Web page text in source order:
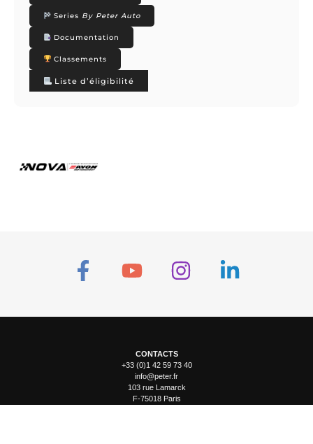
Series By Peter Auto
Documentation
Classements
Liste d’éligibilité
CONTACTS
+33 (0)1 42 59 73 40
info@peter.fr
103 rue Lamarck
F-75018 Paris